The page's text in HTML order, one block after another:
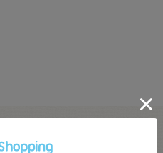
注文方法・注意事項